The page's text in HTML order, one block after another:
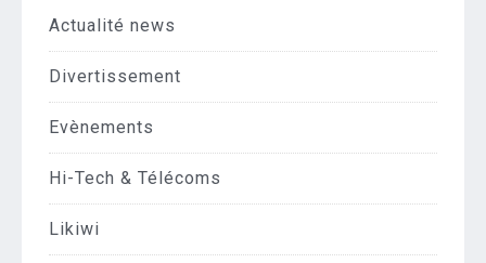
Actualité news
Divertissement
Evènements
Hi-Tech & Télécoms
Likiwi